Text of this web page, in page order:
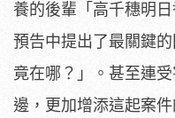
養的後輩「高千穗明
預告中提出了最關鍵
竟在哪？」
。甚至連
邊， 更加增添這起案